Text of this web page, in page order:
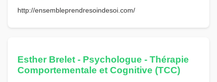
http://ensembleprendresoindesoi.com/
Esther Brelet - Psychologue - Thérapie
Comportementale et Cognitive (TCC)